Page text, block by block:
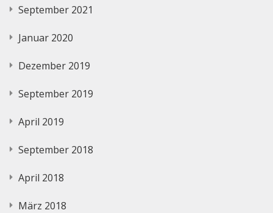
September 2021
Januar 2020
Dezember 2019
September 2019
April 2019
September 2018
April 2018
März 2018